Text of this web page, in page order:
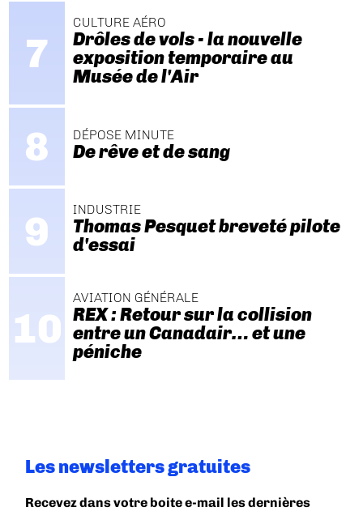
CULTURE AÉRO
Drôles de vols - la nouvelle
exposition temporaire au
Musée de l'Air
DÉPOSE MINUTE
De rêve et de sang
INDUSTRIE
Thomas Pesquet breveté pilote
d'essai
AVIATION GÉNÉRALE
REX : Retour sur la collision
entre un Canadair… et une
péniche
Les newsletters gratuites
Recevez dans votre boite e-mail les dernières